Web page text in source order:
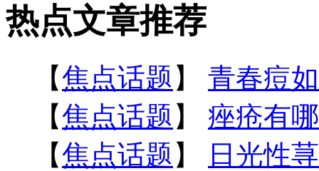
热点文章推荐
【焦点话题 】 青春痘
【焦点话题 】 痤疮有
【焦点话题 】
日光性